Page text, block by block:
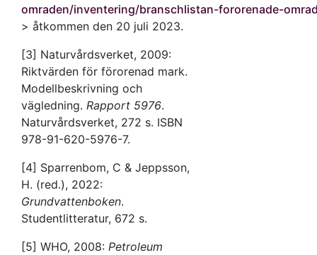
omraden/inventering/branschlistan-fororenade-
> åtkommen den 20 juli 2023.
[3] Naturvårdsverket, 2009:
Riktvärden för förorenad mark.
Modellbeskrivning och
vägledning. Rapport 5976.
Naturvårdsverket, 272 s. ISBN
978-91-620-5976-7.
[4] Sparrenbom, C & Jeppsson,
H. (red.), 2022:
Grundvattenboken.
Studentlitteratur, 672 s.
[5] WHO, 2008: Petroleum